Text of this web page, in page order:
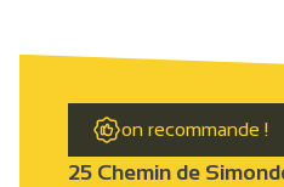
on recommande !
25 Chemin de